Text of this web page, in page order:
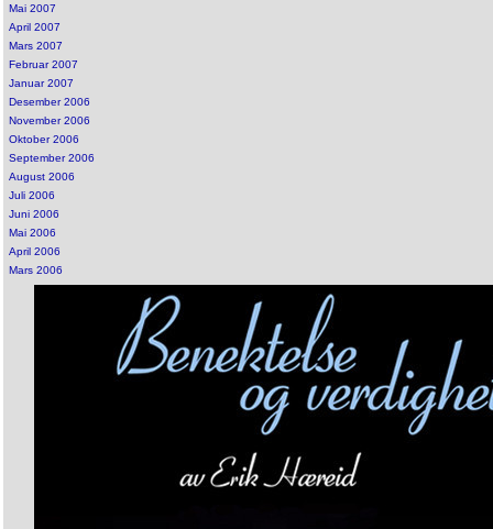
Mai 2007
April 2007
Mars 2007
Februar 2007
Januar 2007
Desember 2006
November 2006
Oktober 2006
September 2006
August 2006
Juli 2006
Juni 2006
Mai 2006
April 2006
Mars 2006